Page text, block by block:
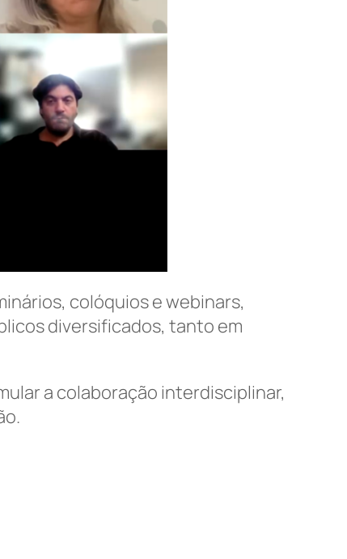
colóquios e webinars,
diversificados, tanto em
a colaboração interdisciplinar,